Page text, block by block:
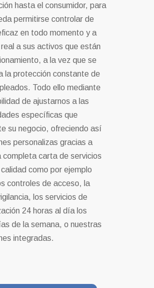
hasta el consumidor, para
permitirse controlar de
en todo momento y a
a sus activos que están
a la vez que se
la protección constante de
Todo ello mediante
de ajustarnos a las
específicas que
su negocio, ofreciendo así
personalizas gracias a
completa carta de servicios
como por ejemplo
controles de acceso, la
los servicios de
24 horas al día los
de la semana, o nuestras
integradas.